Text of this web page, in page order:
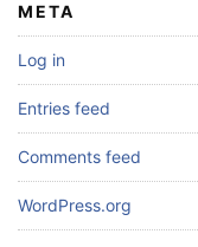
META
Log in
Entries feed
Comments feed
WordPress.org